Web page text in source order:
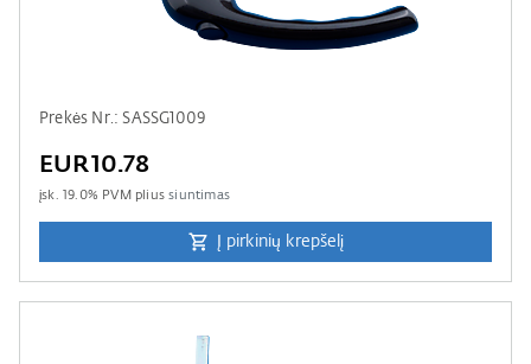
Prekės Nr.: SASSG1009
EUR10.78
įsk. 19.0% PVM pliussiuntimas
Į pirkinių krepšelį